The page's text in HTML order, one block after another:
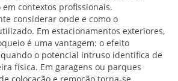
contextos profissionais.
considerar onde e como o
Em estacionamentos exteriores,
é uma vantagem: o efeito
o potencial intruso identifica de
física. Em garagens ou parques